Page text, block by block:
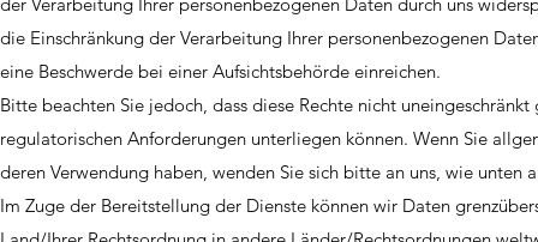
die Einschränkung der Verarbeitung Ihrer personenbezogenen
eine Beschwerde bei einer Aufsichtsbehörde einreichen.
Bitte beachten Sie jedoch, dass diese Rechte nicht
regulatorischen Anforderungen unterliegen können. Wenn Sie
deren Verwendung haben, wenden Sie sich bitte an uns, wie unten
Im Zuge der Bereitstellung der Dienste können wir Daten